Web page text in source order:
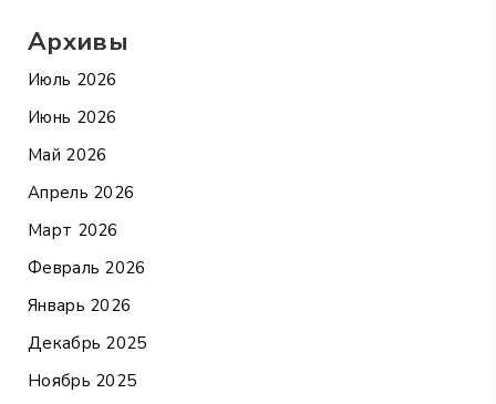
Архивы
Июль 2026
Июнь 2026
Май 2026
Апрель 2026
Март 2026
Февраль 2026
Январь 2026
Декабрь 2025
Ноябрь 2025